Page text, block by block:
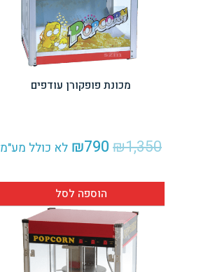
מכונת פופקורן עודפים
₪1,350
המחיר
היה:
₪1,350.
₪790
המחיר
הוא:
₪790.
לא כולל מע"מ
הוספה לסל